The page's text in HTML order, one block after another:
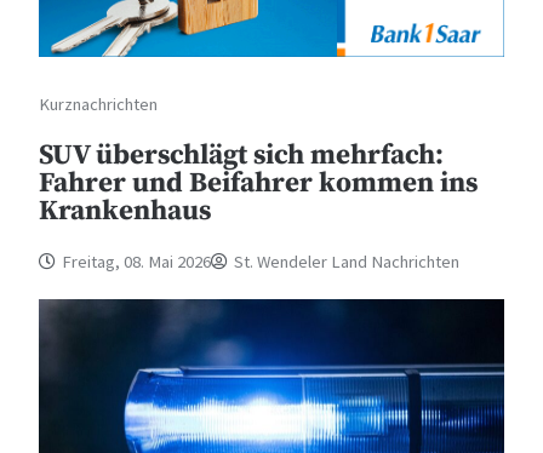
Kurznachrichten
SUV überschlägt sich mehrfach:
Fahrer und Beifahrer kommen ins
Krankenhaus
Freitag, 08. Mai 2026 St. Wendeler Land Nachrichten